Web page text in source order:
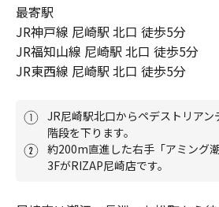
最寄駅
JR神戸線 尼崎駅 北口 徒歩5分
JR福知山線 尼崎駅 北口 徒歩5分
JR東西線 尼崎駅 北口 徒歩5分
JR尼崎駅北口からペデストリア
階段を下ります。
約200m直進した右手「アミング
3FがRIZAP尼崎店です。